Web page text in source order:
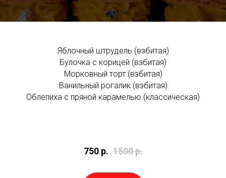
Яблочный штрудель (взбитая)
Булочка с корицей (взбитая)
Морковный торт (взбитая)
Ванильный рогалик (взбитая)
Облепиха с пряной карамелью (классическая)
750 р. 1500р.